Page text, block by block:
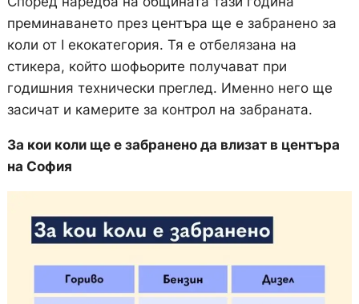
преминаването през центъра ще е забранено за
коли от I екокатегория. Тя е отбелязана на
стикера, който шофьорите получават при
годишния технически преглед. Именно него ще
засичат и камерите за контрол на забраната.
За кои коли ще е забранено да влизат в центъра
на София